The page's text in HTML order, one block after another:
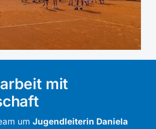
mit
um Jugendleiterin Daniela